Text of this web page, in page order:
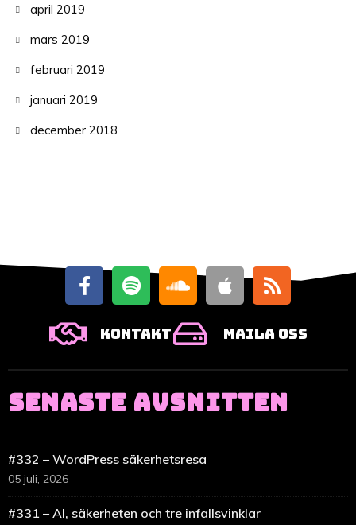
april 2019
mars 2019
februari 2019
januari 2019
december 2018
Kontakt Maila oss
SENASTE AVSNITTEN
#332 – WordPress säkerhetsresa
05 juli, 2026
#331 – AI, säkerheten och tre infallsvinklar